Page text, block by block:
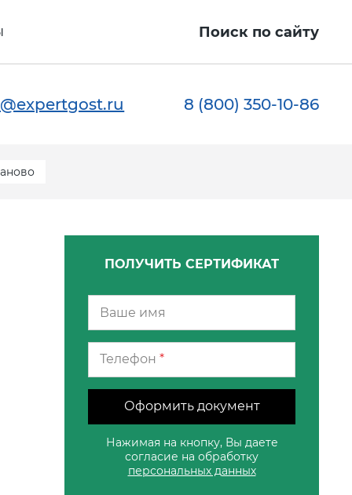
Поиск по сайту
8 (800) 350-10-86
ПОЛУЧИТЬ СЕРТИФИКАТ
Телефон *
Оформить документ
Нажимая на кнопку, Вы даете
согласие на обработку
персональных данных